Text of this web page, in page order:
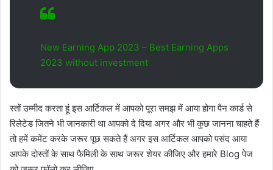
New Earning App 2023 – Best Earning Apps
2023 without investment
स्तों उम्मीद करता हूं इस आर्टिकल में आपको पूरा समझ में आया होगा पैन कार्ड से
रिलेटेड जितने भी जानकारी था आपको दे दिया अगर और भी कुछ जानना चाहते हैं
तो हमें कमेंट करके जरूर पूछ सकते हैं अगर इस आर्टिकल आपको पसंद आया
आपके दोस्तों के साथ फैमिली के साथ जरूर शेयर कीजिए और हमारे Blog पेज